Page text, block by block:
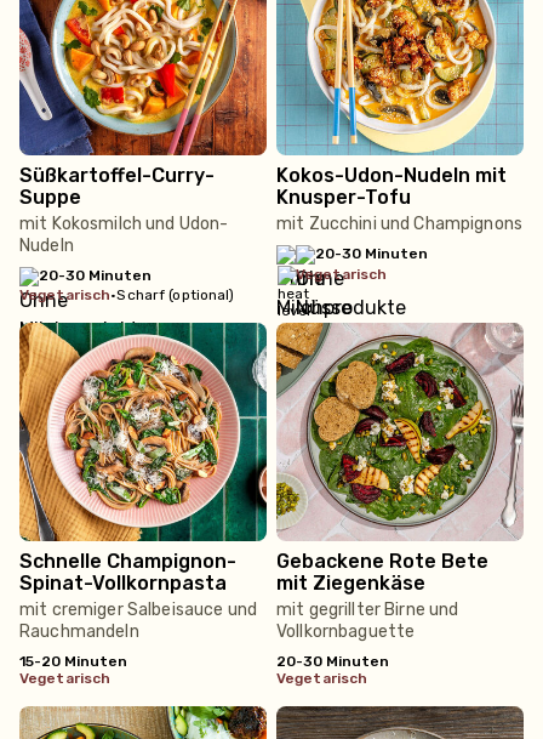
Süßkartoffel-Curry-
Suppe
mit Kokosmilch und Udon-
Nudeln
20-30 Minuten
vegetarisch•Scharf (optional)
Kokos-Udon-Nudeln mit
Knusper-Tofu
mit Zucchini und Champignons
20-30 Minuten
vegetarisch
Schnelle Champignon-
Spinat-Vollkornpasta
mit cremiger Salbeisauce und
Rauchmandeln
15-20 Minuten
vegetarisch
Gebackene Rote Bete
mit Ziegenkäse
mit gegrillter Birne und
Vollkornbaguette
20-30 Minuten
vegetarisch